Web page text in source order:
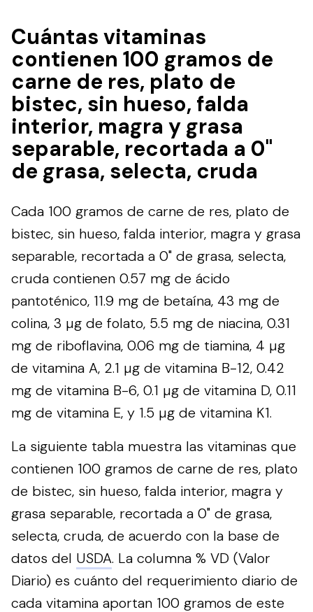
Cuántas vitaminas
contienen 100 gramos de
carne de res, plato de
bistec, sin hueso, falda
interior, magra y grasa
separable, recortada a 0"
de grasa, selecta, cruda
Cada 100 gramos de carne de res, plato de
bistec, sin hueso, falda interior, magra y grasa
separable, recortada a 0" de grasa, selecta,
cruda contienen 0.57 mg de ácido
pantoténico, 11.9 mg de betaína, 43 mg de
colina, 3 µg de folato, 5.5 mg de niacina, 0.31
mg de riboflavina, 0.06 mg de tiamina, 4 µg
de vitamina A, 2.1 µg de vitamina B-12, 0.42
mg de vitamina B-6, 0.1 µg de vitamina D, 0.11
mg de vitamina E, y 1.5 µg de vitamina K1.
La siguiente tabla muestra las vitaminas que
contienen 100 gramos de carne de res, plato
de bistec, sin hueso, falda interior, magra y
grasa separable, recortada a 0" de grasa,
selecta, cruda, de acuerdo con la base de
datos del USDA. La columna % VD (Valor
Diario) es cuánto del requerimiento diario de
cada vitamina aportan 100 gramos de este